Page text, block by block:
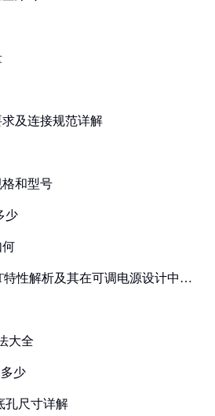
及连接规范详解
和型号
少
何
特性解析及其在可调电源设计中的
大全
少
孔尺寸详解